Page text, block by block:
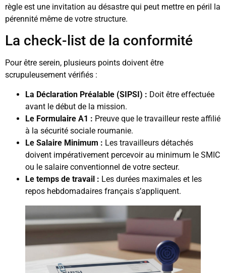
règle est une invitation au désastre qui peut mettre en péril la
pérennité même de votre structure.
La check-list de la conformité
Pour être serein, plusieurs points doivent être
scrupuleusement vérifiés :
La Déclaration Préalable (SIPSI) : Doit être effectuée
avant le début de la mission.
Le Formulaire A1 : Preuve que le travailleur reste affilié
à la sécurité sociale roumanie.
Le Salaire Minimum : Les travailleurs détachés
doivent impérativement percevoir au minimum le SMIC
ou le salaire conventionnel de votre secteur.
Le temps de travail : Les durées maximales et les
repos hebdomadaires français s’appliquent.